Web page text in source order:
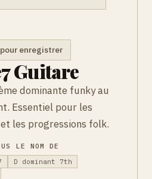
enregistrer
Guitare
dominante funky au
Essentiel pour les
les progressions folk.
LE NOM DE
D dominant 7th